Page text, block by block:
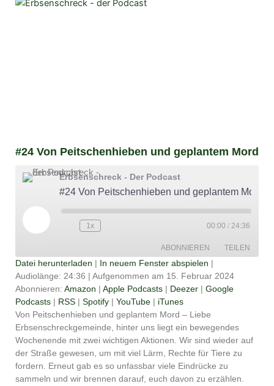
#24 Von Peitschenhieben und geplantem Mord
Erbsenschreck - Der Podcast
#24 Von Peitschenhieben und geplantem Mord
1x 00:00 / 24:36
ABONNIEREN TEILEN
Amazon
Deezer Google Podcasts
RSS Spotify
YouTube
RSS FEED
TEILEN
LINK
EMBED
Datei herunterladen | In neuem Fenster abspielen |
Audiolänge: 24:36 | Aufgenommen am 15. Februar 2024
Abonnieren: Amazon | Apple Podcasts | Deezer | Google
Podcasts | RSS | Spotify | YouTube | iTunes
Von Peitschenhieben und geplantem Mord – Liebe
Erbsenschreckgemeinde, hinter uns liegt ein bewegendes
Wochenende mit zwei wichtigen Aktionen. Wir sind wieder auf
der Straße gewesen, um mit viel Lärm, Rechte für Tiere zu
fordern. Erneut gab es so unfassbar viele Eindrücke zu
sammeln und wir brennen darauf, euch davon zu erzählen.